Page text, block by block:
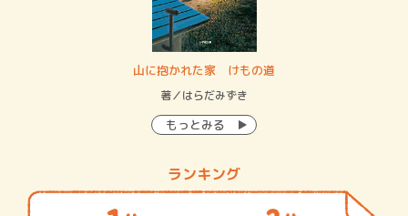
山に抱かれた家 けもの道
著／はらだみずき
もっとみる
ランキング